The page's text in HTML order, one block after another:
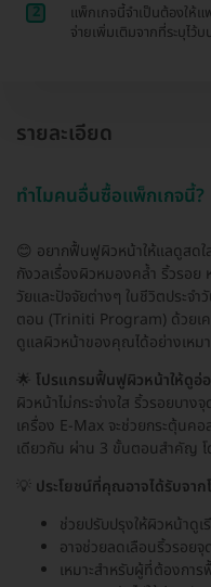
2
แพ็กเกจนี้จำเป็นต้องให้แ
จ่ายเพิ่มเติมจากที่ระบุไว้บ
รายละเอียด
ทำไมคนอื่นซื้อแพ็กเกจนี้?
😊 อยากฟื้นฟูผิวหน้าให้แลดูสด
กังวลเรื่องผิวหมองคล้ำ ริ้วรอ
วัยและปัจจัยต่างๆ ในชีวิตประจ
ตอน (Triniti Program) ด้วยเ
ดูแลผิวหน้าของคุณได้อย่างเหม
🌟 โปรแกรมฟื้นฟูผิวหน้าให้ดูอ่
ผิวหน้าไม่กระจ่างใส ริ้วรอยบา
เครื่อง E-Max จะช่วยกระตุ้นค
เดียวกัน ผ่าน 3 ขั้นตอนสำคัญ โ
💡 ประโยชน์ที่คุณอาจได้รับจา
ช่วยปรับปรุงให้ผิวหน้าดู
อาจช่วยลดเลือนริ้วรอย
เหมาะสำหรับผู้ที่ต้องกา